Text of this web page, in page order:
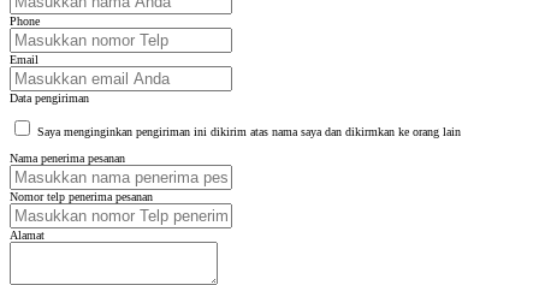
Phone
Email
Data pengiriman
Saya menginginkan pengiriman ini dikirim atas nama saya dan dikirmkan ke orang lain
Nama penerima pesanan
Nomor telp penerima pesanan
Alamat